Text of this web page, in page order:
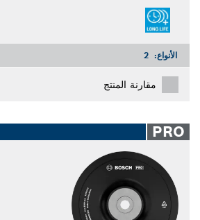
الأنواع: 2
مقارنة المنتج
PRO